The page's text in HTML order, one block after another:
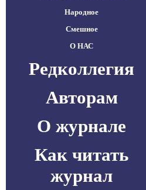
Народное
Смешное
О НАС
Редколлегия
Авторам
О журнале
Как читать
журнал